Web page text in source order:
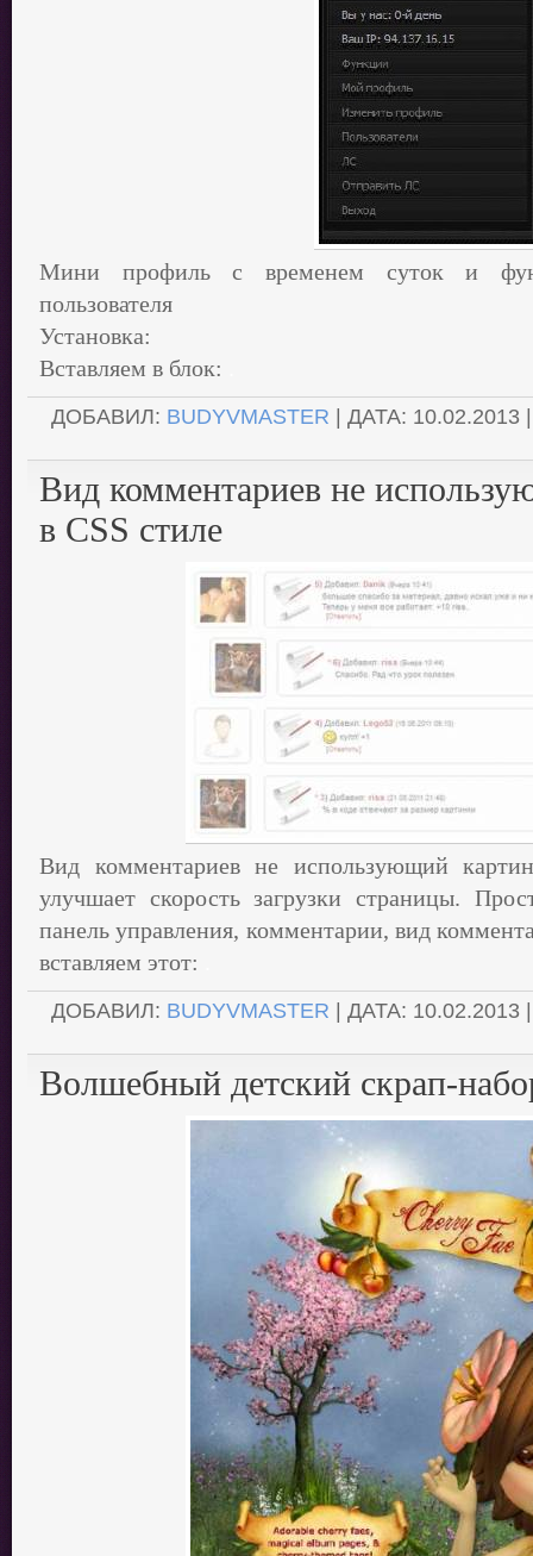
Мини профиль с временем суток и
пользователя
Установка:
Вставляем в блок:
ДОБАВИЛ: BUDYVMASTER | ДАТА: 10.02.2013
Вид комментариев не
в CSS стиле
Вид комментариев не использующий
улучшает скорость загрузки страницы.
панель управления, комментарии, вид
вставляем этот:
ДОБАВИЛ: BUDYVMASTER | ДАТА: 10.02.2013
Волшебный детский скрап-